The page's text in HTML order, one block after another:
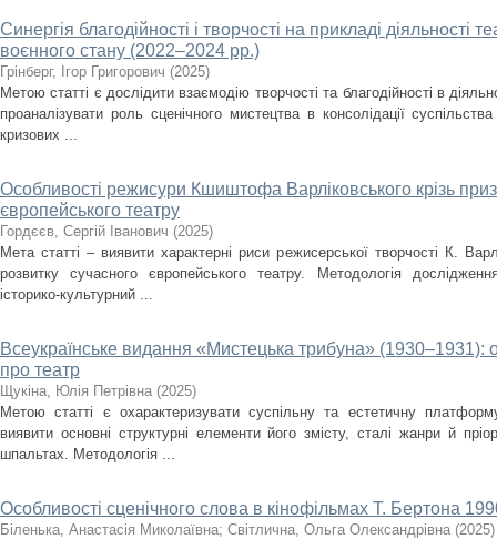
Синергія благодійності і творчості на прикладі діяльності
воєнного стану (2022–2024 рр.)
Грінберг, Ігор Григорович (2025)
Метою статті є дослідити взаємодію творчості та благодійності в
проаналізувати роль сценічного мистецтва в консолідації
кризових ...
Особливості режисури Кшиштофа Варліковського крізь
європейського театру
Гордєєв, Сергій Іванович (2025)
Мета статті – виявити характерні риси режисерської творчості К.
розвитку сучасного європейського театру. Методологія
історико-культурний ...
Всеукраїнське видання «Мистецька трибуна» (1930–1931):
про театр
Щукіна, Юлія Петрівна (2025)
Метою статті є охарактеризувати суспільну та естетичну
виявити основні структурні елементи його змісту, сталі жанри й
шпальтах. Методологія ...
Особливості сценічного слова в кінофільмах Т. Бертона
Біленька, Анастасія Миколаївна; Світлична, Ольга Олександрівна (2025)